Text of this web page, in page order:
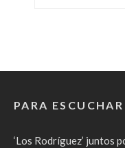
PARA ESCUCHAR
‘Los Rodríguez’ juntos